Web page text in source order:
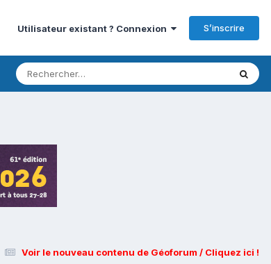
Utilisateur existant ? Connexion S’inscrire
Voir le nouveau contenu de Géoforum / Cliquez ici !